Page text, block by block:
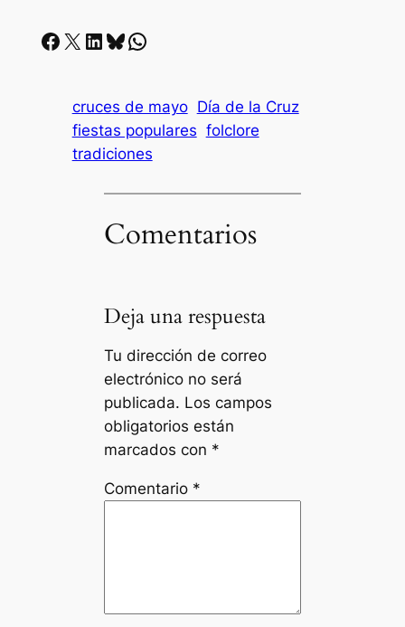
Facebook X LinkedIn Bluesky Whatsapp
cruces de mayo Día de la Cruz
fiestas populares folclore
tradiciones
Comentarios
Deja una respuesta
Tu dirección de correo
electrónico no será
publicada. Los campos
obligatorios están
marcados con *
Comentario *